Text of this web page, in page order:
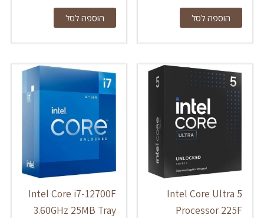
הוספה לסל הוספה לסל
Intel Core Ultra 5
Processor 225F
Intel Core i7-12700F
3.60GHz 25MB Tray